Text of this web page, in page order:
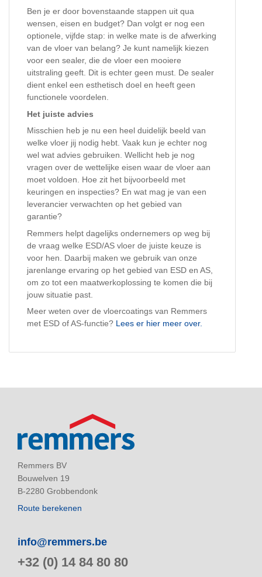
Ben je er door bovenstaande stappen uit qua
wensen, eisen en budget? Dan volgt er nog een
optionele, vijfde stap: in welke mate is de afwerking
van de vloer van belang? Je kunt namelijk kiezen
voor een sealer, die de vloer een mooiere
uitstraling geeft. Dit is echter geen must. De sealer
dient enkel een esthetisch doel en heeft geen
functionele voordelen.
Het juiste advies
Misschien heb je nu een heel duidelijk beeld van
welke vloer jij nodig hebt. Vaak kun je echter nog
wel wat advies gebruiken. Wellicht heb je nog
vragen over de wettelijke eisen waar de vloer aan
moet voldoen. Hoe zit het bijvoorbeeld met
keuringen en inspecties? En wat mag je van een
leverancier verwachten op het gebied van
garantie?
Remmers helpt dagelijks ondernemers op weg bij
de vraag welke ESD/AS vloer de juiste keuze is
voor hen. Daarbij maken we gebruik van onze
jarenlange ervaring op het gebied van ESD en AS,
om zo tot een maatwerkoplossing te komen die bij
jouw situatie past.
Meer weten over de vloercoatings van Remmers
met ESD of AS-functie? Lees er hier meer over.
Remmers BV
Bouwelven 19
B-2280 Grobbendonk
Route berekenen
info@remmers.be
+32 (0) 14 84 80 80